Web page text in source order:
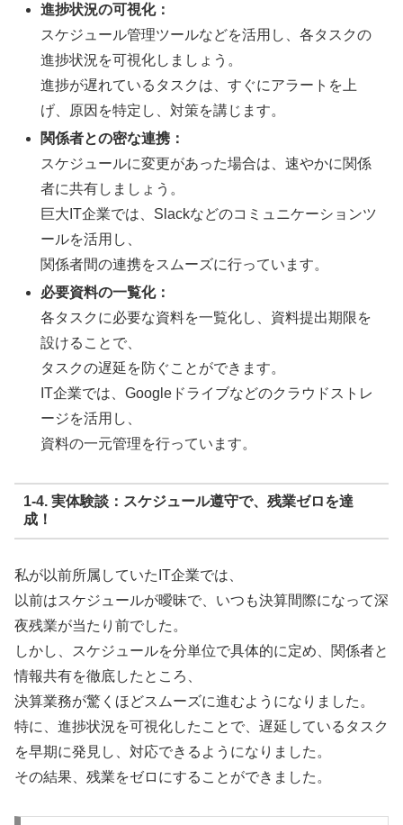
進捗状況の可視化：
スケジュール管理ツールなどを活用し、各タスクの
進捗状況を可視化しましょう。
進捗が遅れているタスクは、すぐにアラートを上
げ、原因を特定し、対策を講じます。
関係者との密な連携：
スケジュールに変更があった場合は、速やかに関係
者に共有しましょう。
巨大IT企業では、Slackなどのコミュニケーションツ
ールを活用し、
関係者間の連携をスムーズに行っています。
必要資料の一覧化：
各タスクに必要な資料を一覧化し、資料提出期限を
設けることで、
タスクの遅延を防ぐことができます。
IT企業では、Googleドライブなどのクラウドストレ
ージを活用し、
資料の一元管理を行っています。
1-4. 実体験談：スケジュール遵守で、残業ゼロを達
成！
私が以前所属していたIT企業では、
以前はスケジュールが曖昧で、いつも決算間際になって深
夜残業が当たり前でした。
しかし、スケジュールを分単位で具体的に定め、関係者と
情報共有を徹底したところ、
決算業務が驚くほどスムーズに進むようになりました。
特に、進捗状況を可視化したことで、遅延しているタスク
を早期に発見し、対応できるようになりました。
その結果、残業をゼロにすることができました。